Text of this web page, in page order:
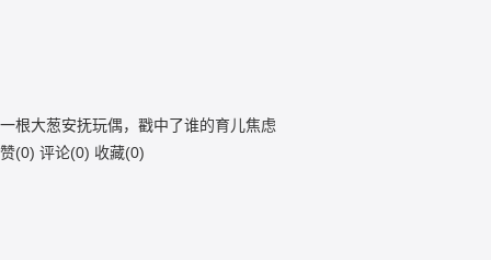
一根大葱安抚玩偶，戳中了谁的育儿焦虑
赞(0) 评论(0) 收藏(0)